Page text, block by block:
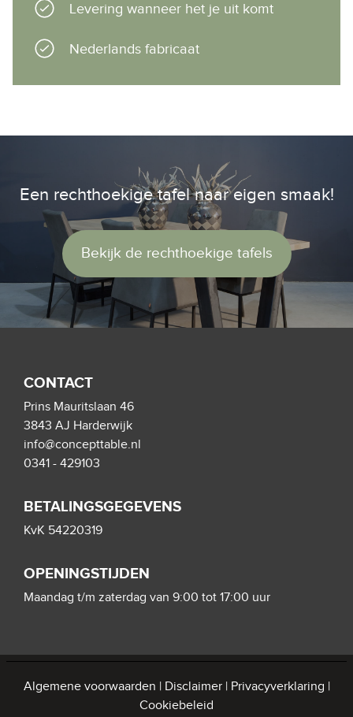
Levering wanneer het je uit komt
Nederlands fabricaat
Een rechthoekige tafel naar eigen smaak!
Bekijk de rechthoekige tafels
CONTACT
Prins Mauritslaan 46
3843 AJ Harderwijk
info@concepttable.nl
0341 - 429103
BETALINGSGEGEVENS
KvK 54220319
OPENINGSTIJDEN
Maandag t/m zaterdag van 9:00 tot 17:00 uur
Algemene voorwaarden | Disclaimer| Privacyverklaring |
Cookiebeleid